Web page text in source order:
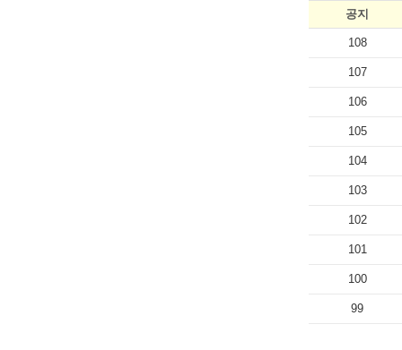
공지
108
107
106
105
104
103
102
101
100
99